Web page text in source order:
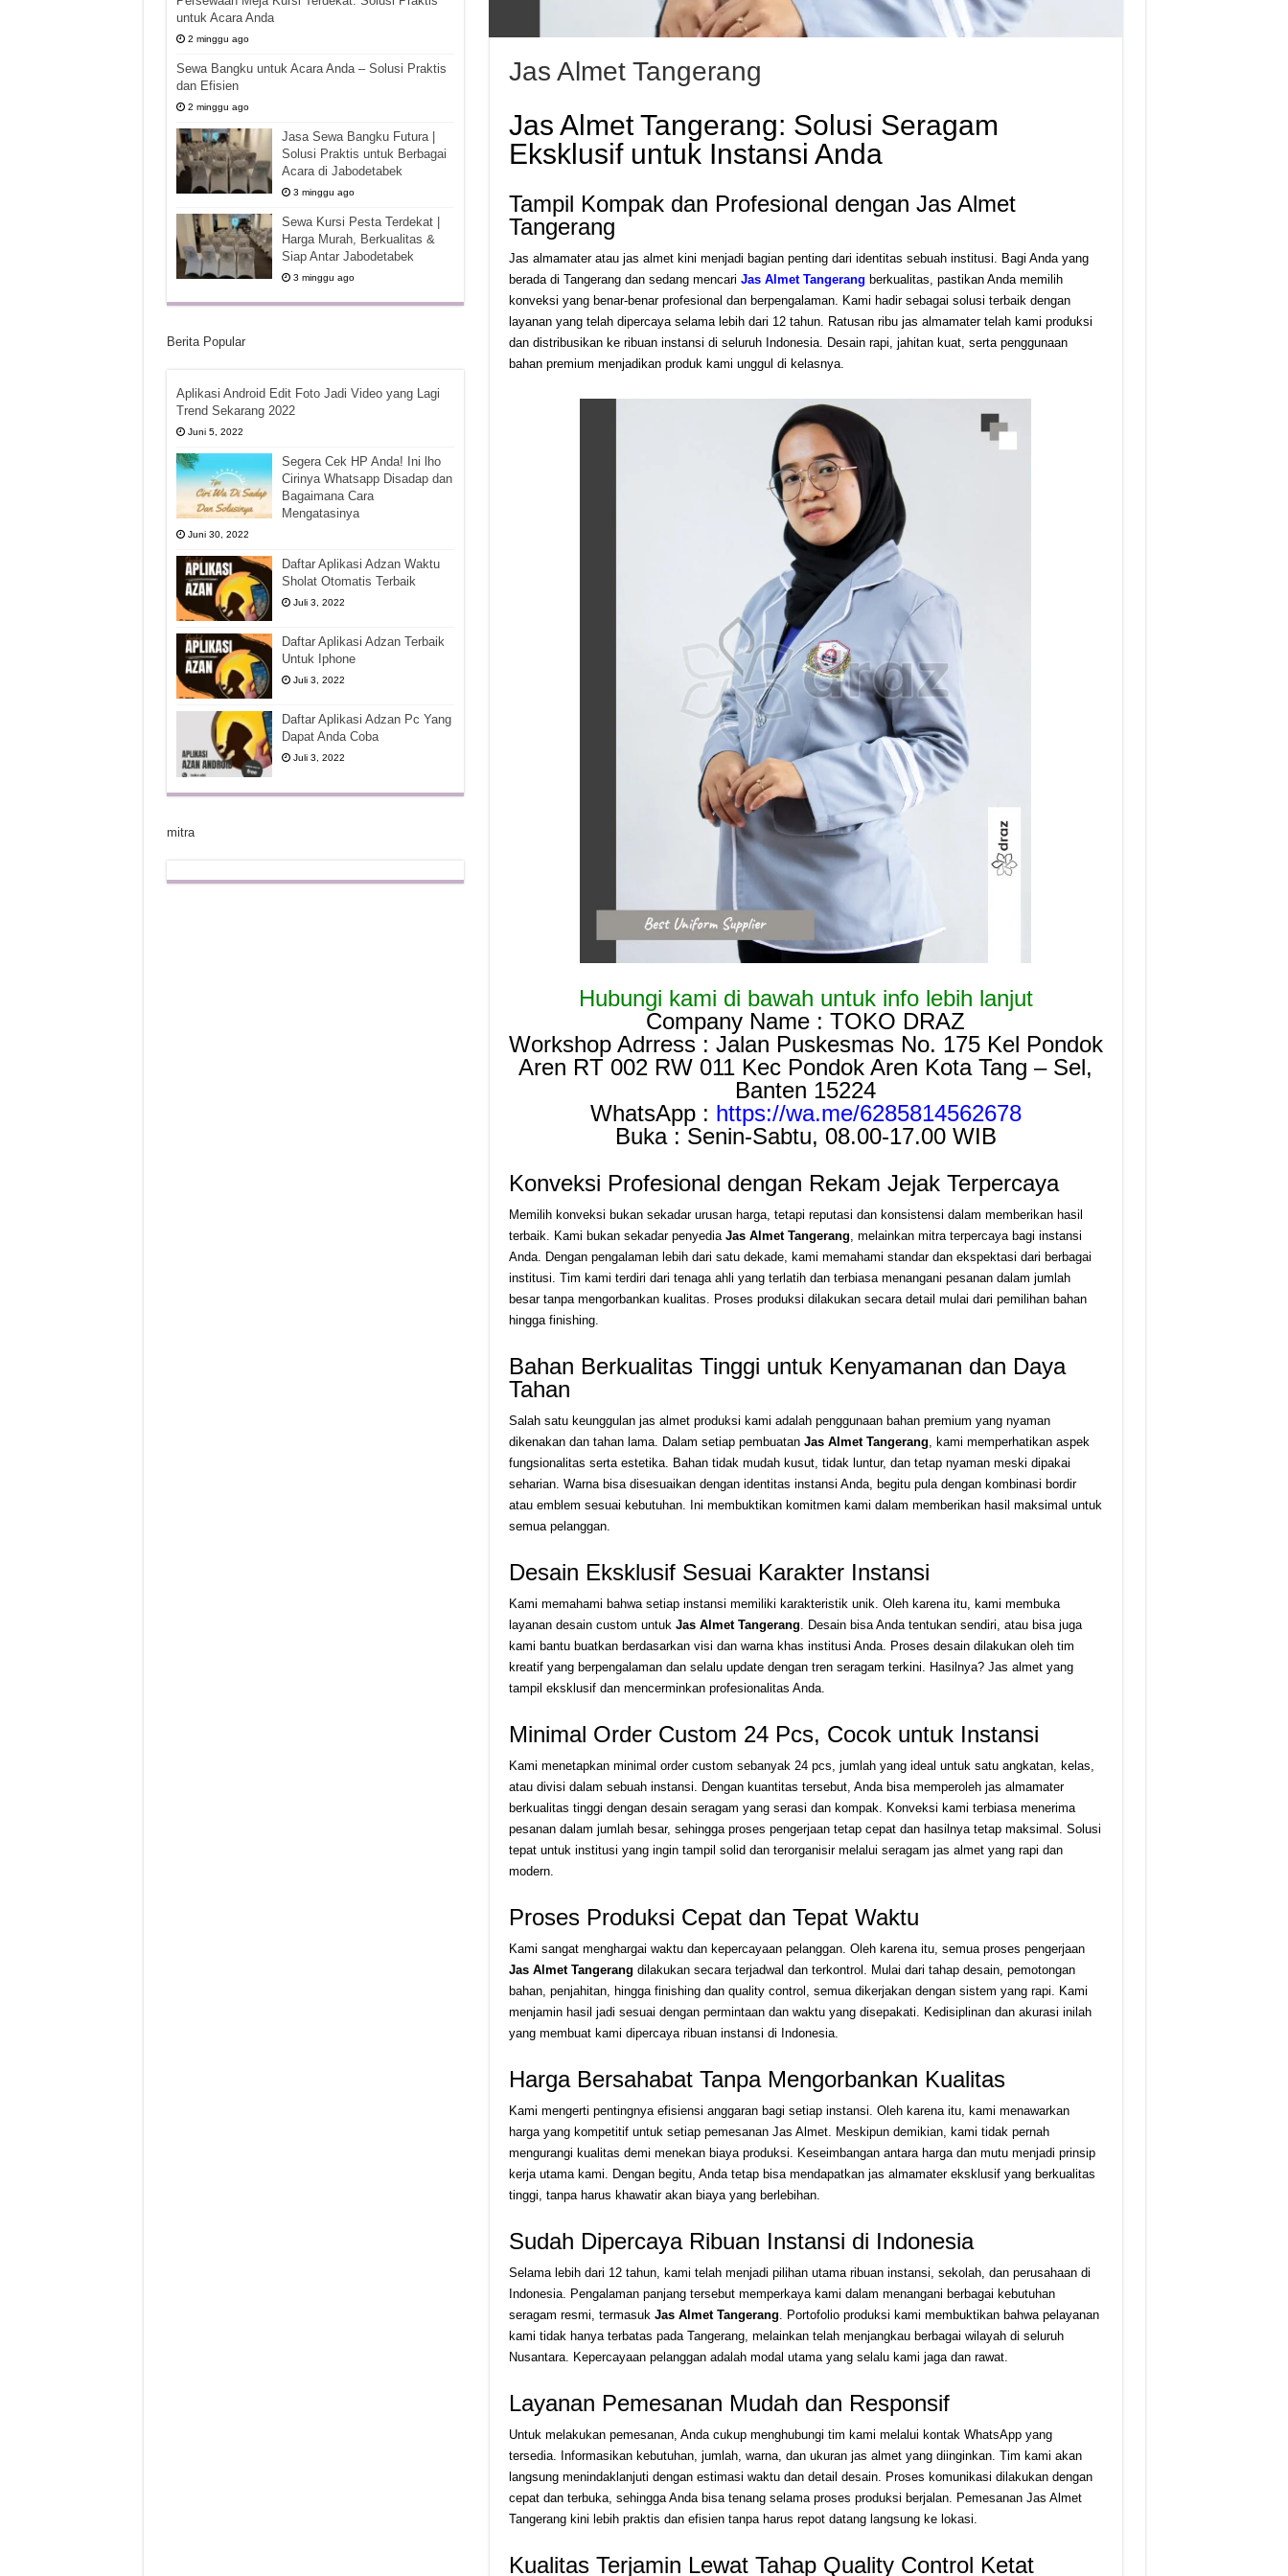
Jas Almet Tangerang
Jas Almet Tangerang: Solusi Seragam
Eksklusif untuk Instansi Anda
Tampil Kompak dan Profesional dengan Jas Almet
Tangerang
Jas almamater atau jas almet kini menjadi bagian penting dari identitas sebuah institusi. Bagi Anda yang
berada di Tangerang dan sedang mencari Jas Almet Tangerang berkualitas, pastikan Anda memilih
konveksi yang benar-benar profesional dan berpengalaman. Kami hadir sebagai solusi terbaik dengan
layanan yang telah dipercaya selama lebih dari 12 tahun. Ratusan ribu jas almamater telah kami produksi
dan distribusikan ke ribuan instansi di seluruh Indonesia. Desain rapi, jahitan kuat, serta penggunaan
bahan premium menjadikan produk kami unggul di kelasnya.
Hubungi kami di bawah untuk info lebih lanjut
Company Name : TOKO DRAZ
Workshop Adrress : Jalan Puskesmas No. 175 Kel Pondok
Aren RT 002 RW 011 Kec Pondok Aren Kota Tang – Sel,
Banten 15224
WhatsApp : https://wa.me/6285814562678
Buka : Senin-Sabtu, 08.00-17.00 WIB
Konveksi Profesional dengan Rekam Jejak Terpercaya
Memilih konveksi bukan sekadar urusan harga, tetapi reputasi dan konsistensi dalam memberikan hasil
terbaik. Kami bukan sekadar penyedia Jas Almet Tangerang , melainkan mitra terpercaya bagi instansi
Anda. Dengan pengalaman lebih dari satu dekade, kami memahami standar dan ekspektasi dari berbagai
institusi. Tim kami terdiri dari tenaga ahli yang terlatih dan terbiasa menangani pesanan dalam jumlah
besar tanpa mengorbankan kualitas. Proses produksi dilakukan secara detail mulai dari pemilihan bahan
hingga finishing.
Bahan Berkualitas Tinggi untuk Kenyamanan dan Daya
Tahan
Salah satu keunggulan jas almet produksi kami adalah penggunaan bahan premium yang nyaman
dikenakan dan tahan lama. Dalam setiap pembuatan Jas Almet Tangerang , kami memperhatikan aspek
fungsionalitas serta estetika. Bahan tidak mudah kusut, tidak luntur, dan tetap nyaman meski dipakai
seharian. Warna bisa disesuaikan dengan identitas instansi Anda, begitu pula dengan kombinasi bordir
atau emblem sesuai kebutuhan. Ini membuktikan komitmen kami dalam memberikan hasil maksimal untuk
semua pelanggan.
Desain Eksklusif Sesuai Karakter Instansi
Kami memahami bahwa setiap instansi memiliki karakteristik unik. Oleh karena itu, kami membuka
layanan desain custom untuk Jas Almet Tangerang . Desain bisa Anda tentukan sendiri, atau bisa juga
kami bantu buatkan berdasarkan visi dan warna khas institusi Anda. Proses desain dilakukan oleh tim
kreatif yang berpengalaman dan selalu update dengan tren seragam terkini. Hasilnya? Jas almet yang
tampil eksklusif dan mencerminkan profesionalitas Anda.
Minimal Order Custom 24 Pcs, Cocok untuk Instansi
Kami menetapkan minimal order custom sebanyak 24 pcs, jumlah yang ideal untuk satu angkatan, kelas,
atau divisi dalam sebuah instansi. Dengan kuantitas tersebut, Anda bisa memperoleh jas almamater
berkualitas tinggi dengan desain seragam yang serasi dan kompak. Konveksi kami terbiasa menerima
pesanan dalam jumlah besar, sehingga proses pengerjaan tetap cepat dan hasilnya tetap maksimal. Solusi
tepat untuk institusi yang ingin tampil solid dan terorganisir melalui seragam jas almet yang rapi dan
modern.
Proses Produksi Cepat dan Tepat Waktu
Kami sangat menghargai waktu dan kepercayaan pelanggan. Oleh karena itu, semua proses pengerjaan
Jas Almet Tangerang dilakukan secara terjadwal dan terkontrol. Mulai dari tahap desain, pemotongan
bahan, penjahitan, hingga finishing dan quality control, semua dikerjakan dengan sistem yang rapi. Kami
menjamin hasil jadi sesuai dengan permintaan dan waktu yang disepakati. Kedisiplinan dan akurasi inilah
yang membuat kami dipercaya ribuan instansi di Indonesia.
Harga Bersahabat Tanpa Mengorbankan Kualitas
Kami mengerti pentingnya efisiensi anggaran bagi setiap instansi. Oleh karena itu, kami menawarkan
harga yang kompetitif untuk setiap pemesanan Jas Almet. Meskipun demikian, kami tidak pernah
mengurangi kualitas demi menekan biaya produksi. Keseimbangan antara harga dan mutu menjadi prinsip
kerja utama kami. Dengan begitu, Anda tetap bisa mendapatkan jas almamater eksklusif yang berkualitas
tinggi, tanpa harus khawatir akan biaya yang berlebihan.
Sudah Dipercaya Ribuan Instansi di Indonesia
Selama lebih dari 12 tahun, kami telah menjadi pilihan utama ribuan instansi, sekolah, dan perusahaan di
Indonesia. Pengalaman panjang tersebut memperkaya kami dalam menangani berbagai kebutuhan
seragam resmi, termasuk Jas Almet Tangerang . Portofolio produksi kami membuktikan bahwa pelayanan
kami tidak hanya terbatas pada Tangerang, melainkan telah menjangkau berbagai wilayah di seluruh
Nusantara. Kepercayaan pelanggan adalah modal utama yang selalu kami jaga dan rawat.
Layanan Pemesanan Mudah dan Responsif
Untuk melakukan pemesanan, Anda cukup menghubungi tim kami melalui kontak WhatsApp yang
tersedia. Informasikan kebutuhan, jumlah, warna, dan ukuran jas almet yang diinginkan. Tim kami akan
langsung menindaklanjuti dengan estimasi waktu dan detail desain. Proses komunikasi dilakukan dengan
cepat dan terbuka, sehingga Anda bisa tenang selama proses produksi berjalan. Pemesanan Jas Almet
Tangerang kini lebih praktis dan efisien tanpa harus repot datang langsung ke lokasi.
Kualitas Terjamin Lewat Tahap Quality Control Ketat
untuk Acara Anda
2 minggu ago
Sewa Bangku untuk Acara Anda – Solusi Praktis
dan Efisien
2 minggu ago
Jasa Sewa Bangku Futura |
Solusi Praktis untuk Berbagai
Acara di Jabodetabek
3 minggu ago
Sewa Kursi Pesta Terdekat |
Harga Murah, Berkualitas &
Siap Antar Jabodetabek
3 minggu ago
Berita Popular
Aplikasi Android Edit Foto Jadi Video yang Lagi
Trend Sekarang 2022
Juni 5, 2022
Segera Cek HP Anda! Ini lho
Cirinya Whatsapp Disadap dan
Bagaimana Cara
Mengatasinya
Juni 30, 2022
Daftar Aplikasi Adzan Waktu
Sholat Otomatis Terbaik
Juli 3, 2022
Daftar Aplikasi Adzan Terbaik
Untuk Iphone
Juli 3, 2022
Daftar Aplikasi Adzan Pc Yang
Dapat Anda Coba
Juli 3, 2022
mitra